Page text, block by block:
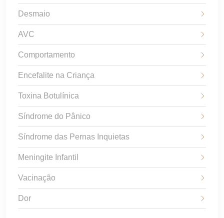
Desmaio
AVC
Comportamento
Encefalite na Criança
Toxina Botulínica
Síndrome do Pânico
Síndrome das Pernas Inquietas
Meningite Infantil
Vacinação
Dor